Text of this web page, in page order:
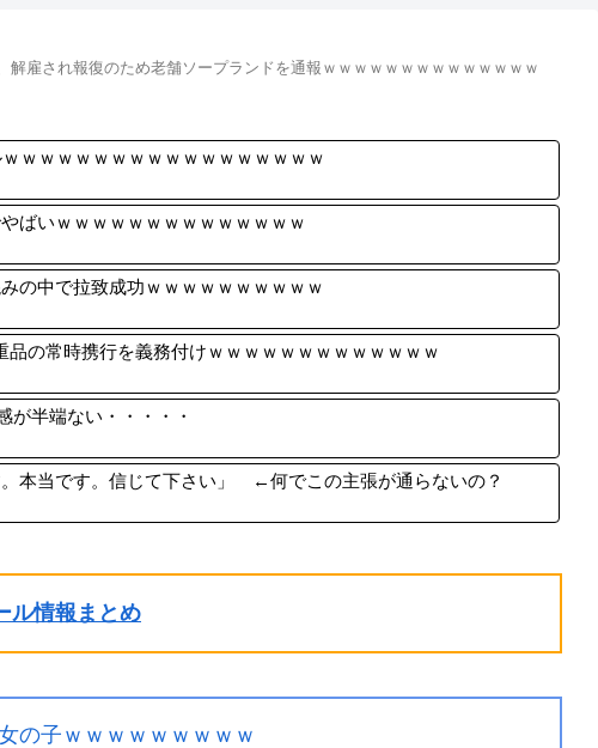
解雇され報復のため老舗ソープランドを通報ｗｗｗｗｗｗｗｗｗｗｗｗｗｗ
ｗｗｗｗｗｗｗｗｗｗｗｗｗｗｗｗｗ
ばいｗｗｗｗｗｗｗｗｗｗｗｗｗｗ
の中で拉致成功ｗｗｗｗｗｗｗｗｗｗ
品の常時携行を義務付けｗｗｗｗｗｗｗｗｗｗｗｗｗ
が半端ない・・・・・
本当です。信じて下さい」 ←何でこの主張が通らないの？
ル情報まとめ
の子ｗｗｗｗｗｗｗｗｗ